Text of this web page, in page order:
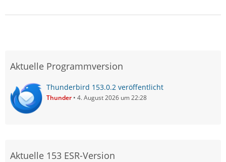
Aktuelle Programmversion
Thunderbird 153.0.2 veröffentlicht
Thunder 4. August 2026 um 22:28
Aktuelle 153 ESR-Version